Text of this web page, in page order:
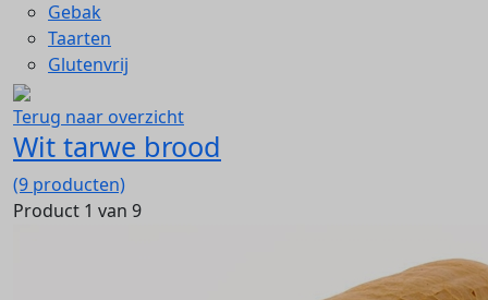
Gebak
Taarten
Glutenvrij
Terug naar overzicht
Wit tarwe brood
(9 producten)
Product 1 van 9